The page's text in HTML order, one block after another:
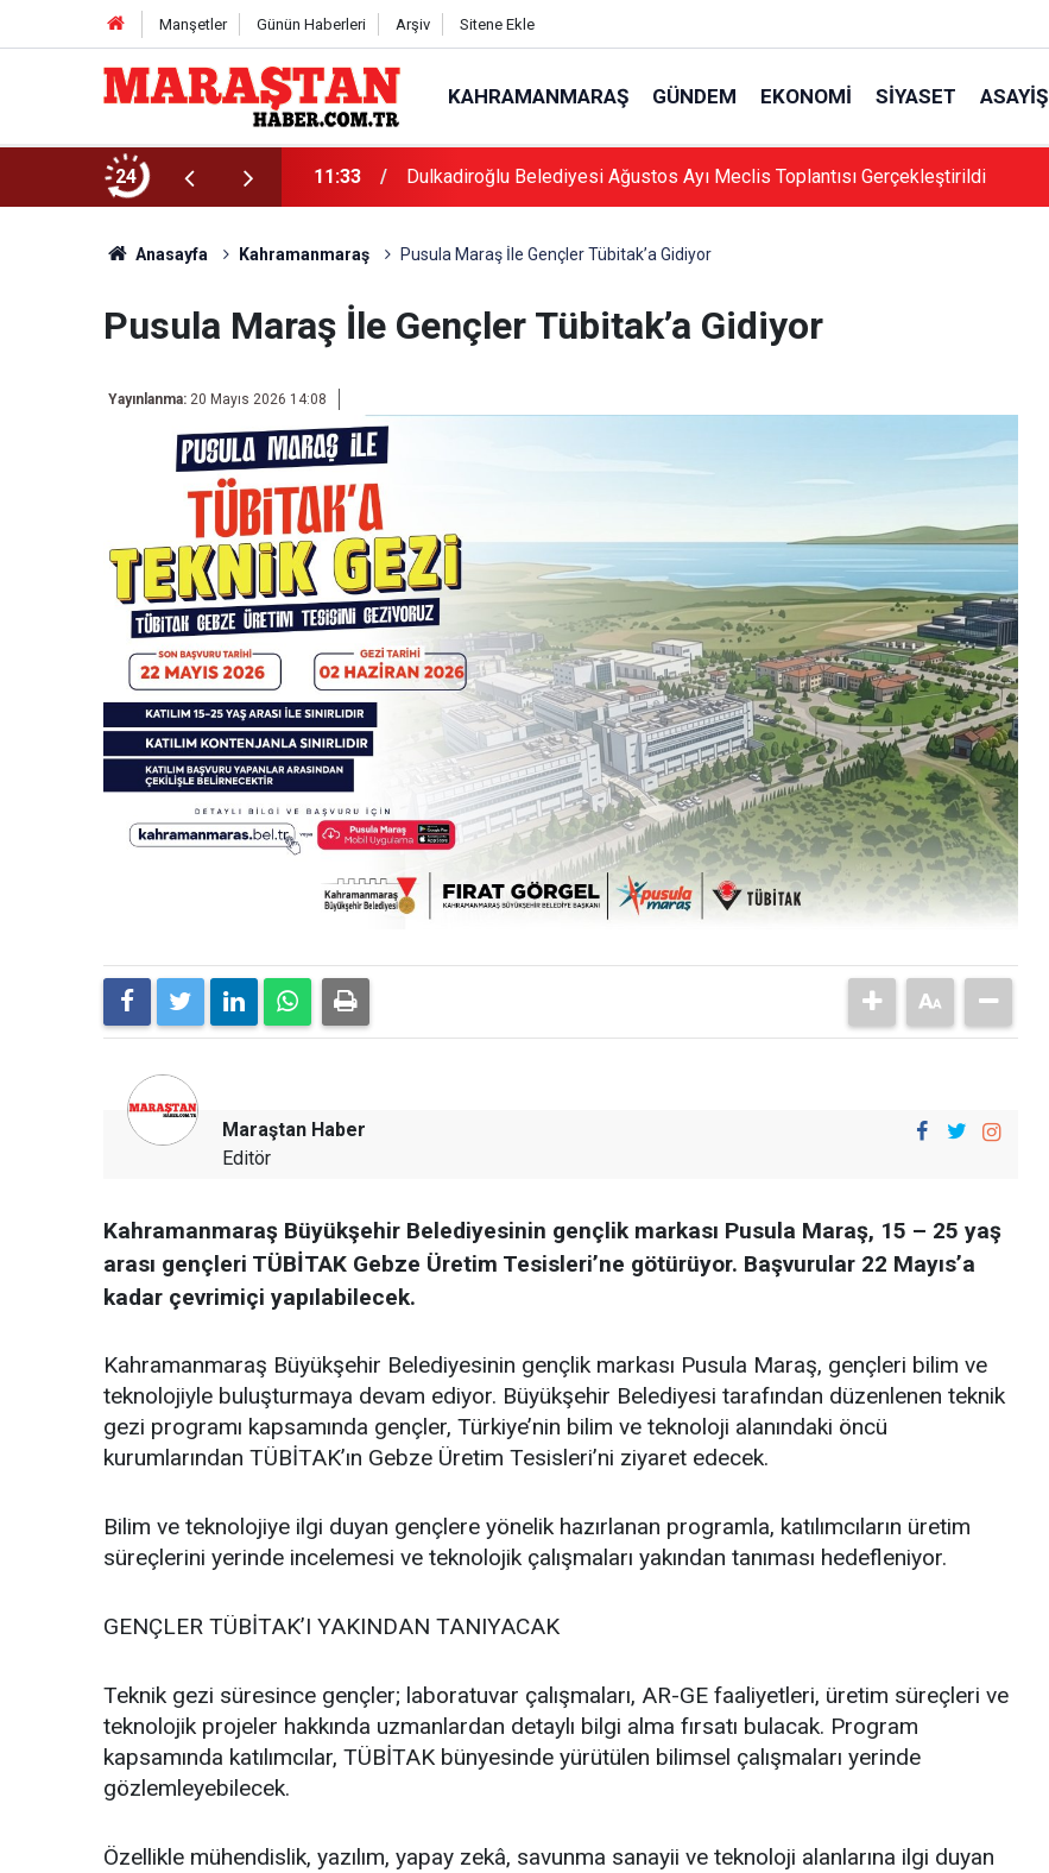
Manşetler Günün Haberleri Arşiv Sitene Ekle
KAHRAMANMARAŞ GÜNDEM EKONOMI SIYASET ASAYIŞ
24
Tarihi Miras Mesaisi 11:33 Dulkadiroğlu Belediyesi Ağustos Ayı Meclis Toplantısı Gerçekleştirildi
Anasayfa Kahramanmaraş Pusula Maraş İle Gençler Tübitak’a Gidiyor
Pusula Maraş İle Gençler Tübitak’a Gidiyor
Yayınlanma: 20 Mayıs 2026 14:08
Maraştan Haber
Editör
Kahramanmaraş Büyükşehir Belediyesinin gençlik markası Pusula Maraş, 15 – 25 yaş
arası gençleri TÜBİTAK Gebze Üretim Tesisleri’ne götürüyor. Başvurular 22 Mayıs’a
kadar çevrimiçi yapılabilecek.
Kahramanmaraş Büyükşehir Belediyesinin gençlik markası Pusula Maraş, gençleri bilim ve
teknolojiyle buluşturmaya devam ediyor. Büyükşehir Belediyesi tarafından düzenlenen teknik
gezi programı kapsamında gençler, Türkiye’nin bilim ve teknoloji alanındaki öncü
kurumlarından TÜBİTAK’ın Gebze Üretim Tesisleri’ni ziyaret edecek.
Bilim ve teknolojiye ilgi duyan gençlere yönelik hazırlanan programla, katılımcıların üretim
süreçlerini yerinde incelemesi ve teknolojik çalışmaları yakından tanıması hedefleniyor.
GENÇLER TÜBİTAK’I YAKINDAN TANIYACAK
Teknik gezi süresince gençler; laboratuvar çalışmaları, AR-GE faaliyetleri, üretim süreçleri ve
teknolojik projeler hakkında uzmanlardan detaylı bilgi alma fırsatı bulacak. Program
kapsamında katılımcılar, TÜBİTAK bünyesinde yürütülen bilimsel çalışmaları yerinde
gözlemleyebilecek.
Özellikle mühendislik, yazılım, yapay zekâ, savunma sanayii ve teknoloji alanlarına ilgi duyan